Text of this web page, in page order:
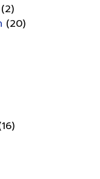
(2)
(20)